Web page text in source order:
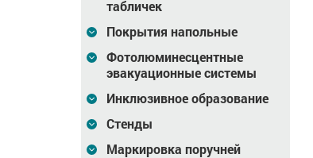
табличек
Покрытия напольные
Фотолюминесцентные
эвакуационные системы
Инклюзивное образование
Стенды
Маркировка поручней